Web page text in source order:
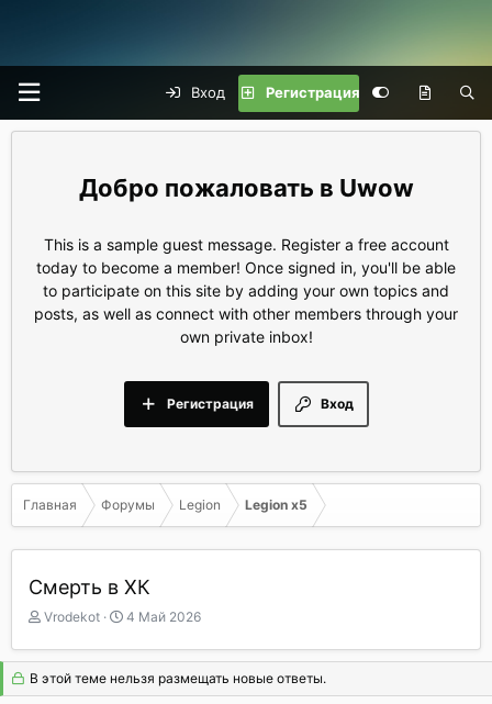
Вход Регистрация
Uwow
This is a sample guest message. Register a free account
today to become a member! Once signed in, you'll be able
to participate on this site by adding your own topics and
posts, as well as connect with other members through your
own private inbox!
Вход
Регистрация
Главная Форумы Legion Legion x5
Смерть в ХК
А
т
о
р
Vrodekot
Д
т
а
н
4 Май 2026
В этой теме нельзя размещать новые ответы.